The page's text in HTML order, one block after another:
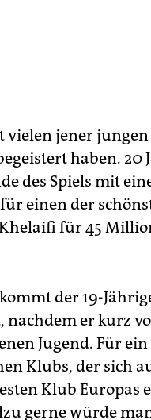
vielen jener
haben. 20
des Spiels mit
einen der
für 45
der 19-
nachdem er kurz
Jugend. Für
Klubs, der sich
Klub Europas
gerne würde